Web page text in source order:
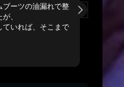
、子連れでも気兼ね
店です！
まで、気配りがよく
オススメします！